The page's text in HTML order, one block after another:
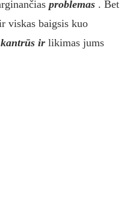
problemas . Bet
viskas baigsis kuo
ir likimas jums